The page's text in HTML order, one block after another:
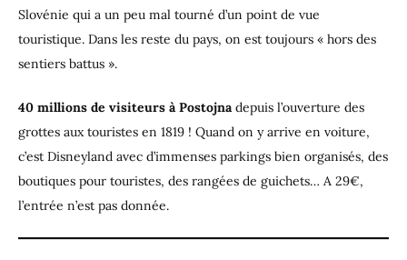
Slovénie qui a un peu mal tourné d’un point de vue
touristique. Dans les reste du pays, on est toujours « hors des
sentiers battus ».
40 millions de visiteurs à Postojnadepuis l’ouverture des
grottes aux touristes en 1819 ! Quand on y arrive en voiture,
c’est Disneyland avec d’immenses parkings bien organisés, des
boutiques pour touristes, des rangées de guichets… A 29€,
l’entrée n’est pas donnée.